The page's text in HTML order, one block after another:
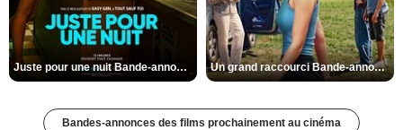
Juste pour une nuit Bande-annonce VO STFR Un grand raccourci Bande-annonce VF
Bandes-annonces des films prochainement au cinéma